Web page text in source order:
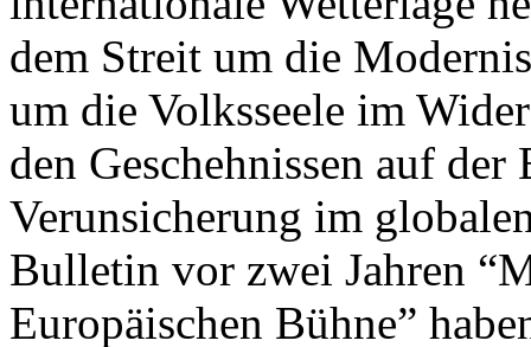
dem Streit um die
um die Volksseele im
den Geschehnissen auf
Verunsicherung im
Bulletin vor zwei Jahren
Europäischen Bühne”